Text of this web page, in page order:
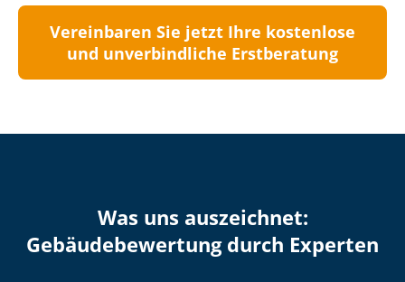
Vereinbaren Sie jetzt Ihre kostenlose
und unverbindliche Erstberatung
Was uns auszeichnet:
Ge­bäu­de­be­wer­tung durch Experten